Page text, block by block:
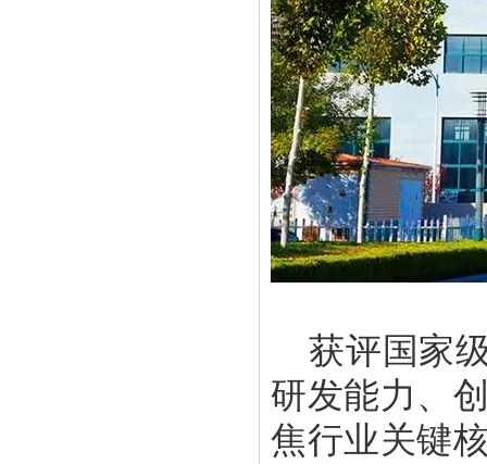
获评国家
研发能力、
焦行业关键